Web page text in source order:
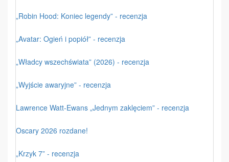
„Robin Hood: Koniec legendy” - recenzja
„Avatar: Ogień i popiół” - recenzja
„Władcy wszechświata” (2026) - recenzja
„Wyjście awaryjne” - recenzja
Lawrence Watt-Ewans „Jednym zaklęciem” - recenzja
Oscary 2026 rozdane!
„Krzyk 7” - recenzja